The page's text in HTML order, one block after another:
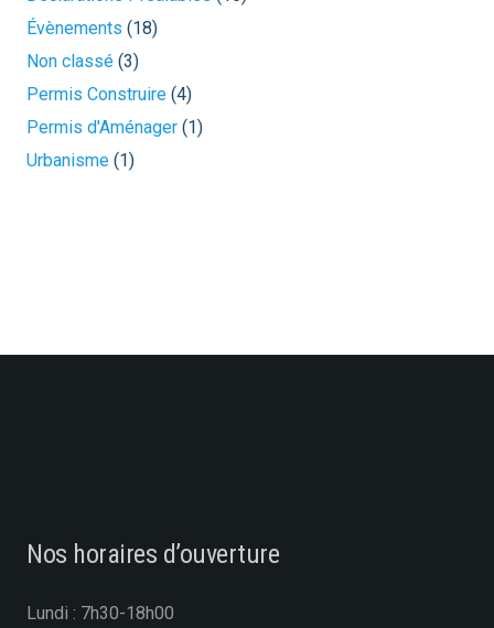
Évènements (18)
Non classé (3)
Permis Construire (4)
Permis d'Aménager (1)
Urbanisme (1)
Nos horaires d’ouverture
Lundi : 7h30-18h00